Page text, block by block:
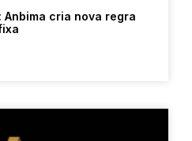
cria nova regra